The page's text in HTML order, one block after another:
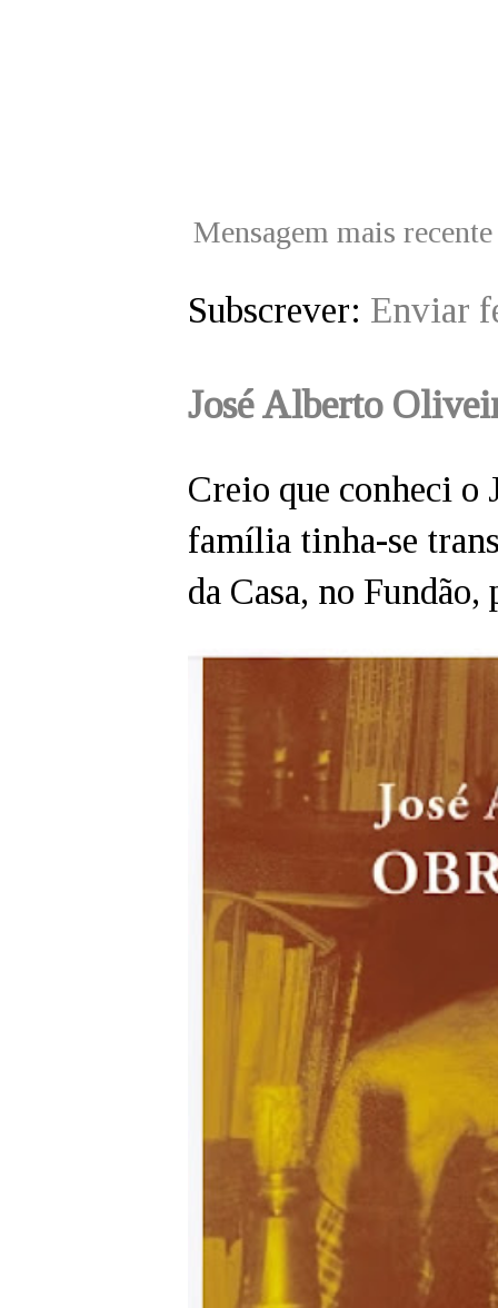
Mensagem mais recente
Subscrever: Enviar
José Alberto
Creio que conheci o
família tinha-se
da Casa, no Fundão,